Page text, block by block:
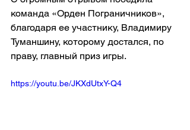
команда «Орден Пограничников»,
благодаря ее участнику, Владимиру
Туманшину, которому достался, по
праву, главный приз игры.
https://youtu.be/JKXdUtxY-Q4